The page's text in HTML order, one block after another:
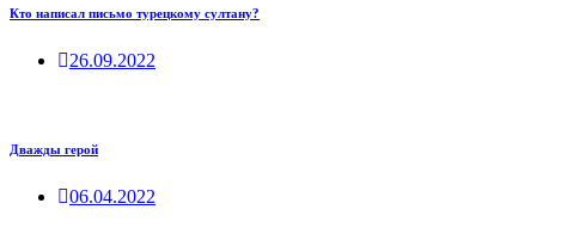
Кто написал письмо турецкому султану?
26.09.2022
Дважды герой
06.04.2022